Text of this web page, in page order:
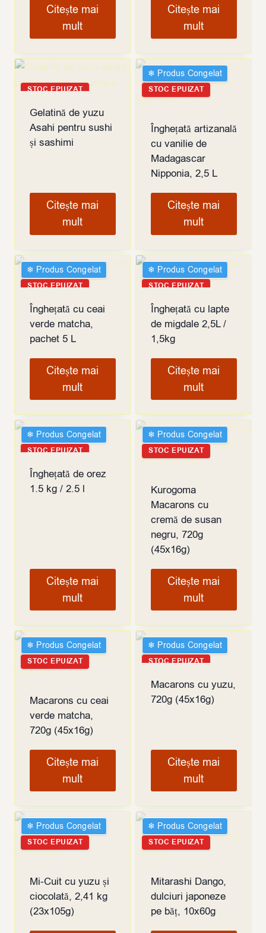
Citește mai
mult
Citește mai
mult
STOC EPUIZAT
Gelatină de yuzu
Asahi pentru sushi
și sashimi
Citește mai
mult
❄︎ Produs Congelat
STOC EPUIZAT
Înghețată artizanală
cu vanilie de
Madagascar
Nipponia, 2,5 L
Citește mai
mult
❄︎ Produs Congelat
STOC EPUIZAT
Înghețată cu ceai
verde matcha,
pachet 5 L
Citește mai
mult
❄︎ Produs Congelat
STOC EPUIZAT
Înghețată cu lapte
de migdale 2,5L /
1,5kg
Citește mai
mult
❄︎ Produs Congelat
STOC EPUIZAT
Înghețată de orez
1.5 kg / 2.5 l
Citește mai
mult
❄︎ Produs Congelat
STOC EPUIZAT
Kurogoma
Macarons cu
cremă de susan
negru, 720g
(45x16g)
Citește mai
mult
❄︎ Produs Congelat
STOC EPUIZAT
Macarons cu ceai
verde matcha,
720g (45x16g)
Citește mai
mult
❄︎ Produs Congelat
STOC EPUIZAT
Macarons cu yuzu,
720g (45x16g)
Citește mai
mult
❄︎ Produs Congelat
STOC EPUIZAT
Mi-Cuit cu yuzu și
ciocolată, 2,41 kg
(23x105g)
❄︎ Produs Congelat
STOC EPUIZAT
Mitarashi Dango,
dulciuri japoneze
pe băț, 10x60g